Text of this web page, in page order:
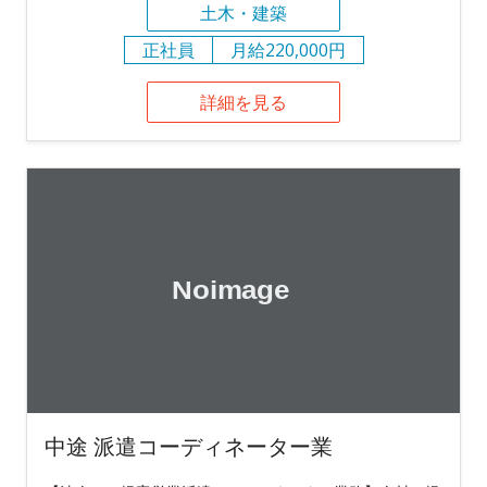
土木・建築
正社員
月給220,000円
詳細を見る
中途 派遣コーディネーター業